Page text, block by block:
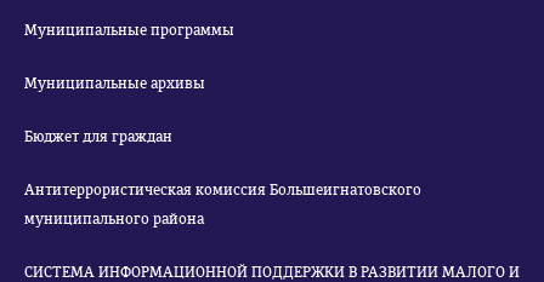
Муниципальные программы
Муниципальные архивы
Бюджет для граждан
Антитеррористическая комиссия Большеигнатовского
муниципального района
СИСТЕМА ИНФОРМАЦИОННОЙ ПОДДЕРЖКИ В РАЗВИТИИ МАЛОГО И